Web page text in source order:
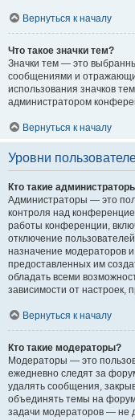
Вернуться к началу
Что такое значки тем?
Значки тем — это
сообщениями и
использования значков
администратором
Вернуться к началу
Уровни
Кто такие
Администраторы — это
контроля над
работы конференции,
отключение
назначение модераторов и
предоставленных им
обладать всеми
зависимости от настроек,
Вернуться к началу
Кто такие модераторы?
Модераторы — это
ежедневно следят за
удалять сообщения,
объединять темы на
задачи модераторов — не